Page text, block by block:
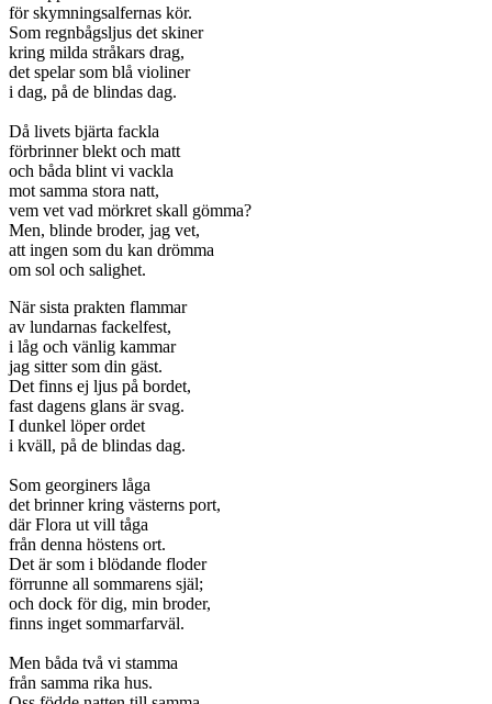
för skymningsalfernas kör.
Som regnbågsljus det skiner
kring milda stråkars drag,
det spelar som blå violiner
i dag, på de blindas dag.
Då livets bjärta fackla
förbrinner blekt och matt
och båda blint vi vackla
mot samma stora natt,
vem vet vad mörkret skall gömma?
Men, blinde broder, jag vet,
att ingen som du kan drömma
om sol och salighet.
När sista prakten flammar
av lundarnas fackelfest,
i låg och vänlig kammar
jag sitter som din gäst.
Det finns ej ljus på bordet,
fast dagens glans är svag.
I dunkel löper ordet
i kväll, på de blindas dag.
Som georginers låga
det brinner kring västerns port,
där Flora ut vill tåga
från denna höstens ort.
Det är som i blödande floder
förrunne all sommarens själ;
och dock för dig, min broder,
finns inget sommarfarväl.
Men båda två vi stamma
från samma rika hus.